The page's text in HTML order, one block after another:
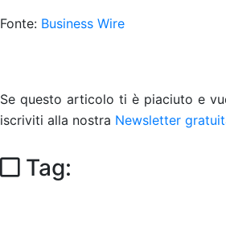
Fonte: Business Wire
Se questo articolo ti è piaciuto e
iscriviti alla nostra Newsletter
Tag: